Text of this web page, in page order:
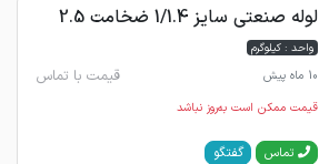
لوله صنعتی سایز 1/1.4 ضخامت 2.5
واحد : کیلوگرم
10 ماه پیش
قیمت با تماس
قیمت ممکن است به‌روز نباشد
تماس گفتگو